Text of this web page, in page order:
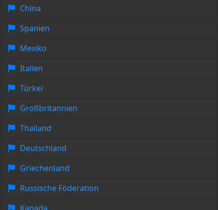
China
Spanien
Mexiko
Italien
Türkei
Großbritannien
Thailand
Deutschland
Griechenland
Russische Föderation